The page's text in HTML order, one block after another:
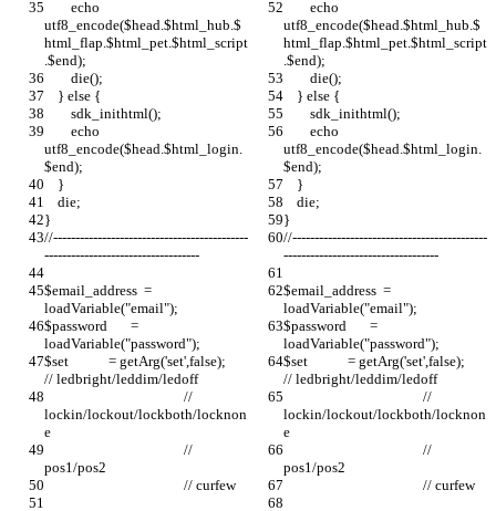
utf8_encode($head.$html_hub.$
html_flap.$html_pet.$html_script
.$end);
utf8_encode($head.$html_hub.$
html_flap.$html_pet.$html_script
.$end);
        die();
        die();
    } else {
    } else {
        sdk_inithtml();
        sdk_inithtml();
utf8_encode($head.$html_login.
$end);
utf8_encode($head.$html_login.
$end);
    }
    }
    die;
    die;
}
}
//--------------------------------------------
-----------------------------------
//--------------------------------------------
-----------------------------------
$email_address  =
loadVariable("email");
$email_address  =
loadVariable("email");
$password       =
loadVariable("password");
$password       =
loadVariable("password");
$set            = getArg('set',false);
// ledbright/leddim/ledoff
$set            = getArg('set',false);
// ledbright/leddim/ledoff
lockin/lockout/lockboth/locknon
e
lockin/lockout/lockboth/locknon
e
pos1/pos2
pos1/pos2
                                          // curfew
                                          // curfew